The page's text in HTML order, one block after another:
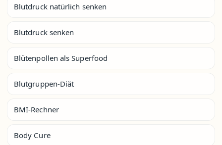
Blutdruck natürlich senken
Blutdruck senken
Blütenpollen als Superfood
Blutgruppen-Diät
BMI-Rechner
Body Cure